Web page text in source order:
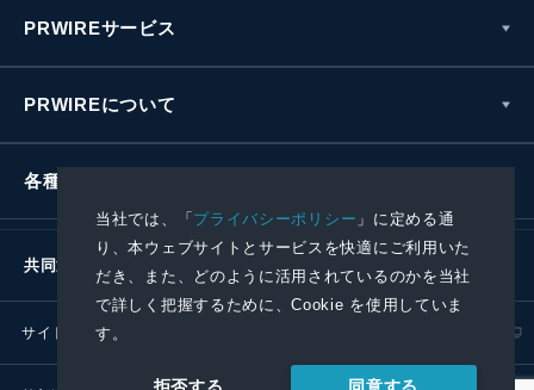
当社では、「プライバシーポリシー 」に定める通
り、本ウェブサイトとサービスを快適にご利用いた
だき、また、どのように活用されているのかを当社
で詳しく把握するために、Cookie を使用していま
す。
同意する
PRWIREサービス
PRWIREについて
各種お問い合わせ
共同通信社グループ
サイトポリシー